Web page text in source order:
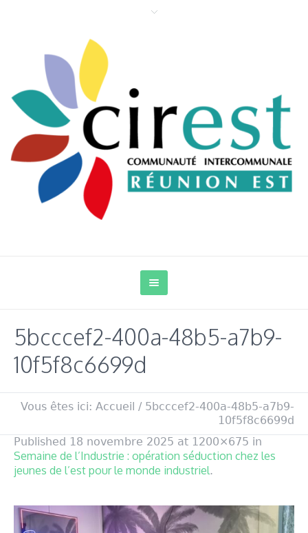
5bcccef2-400a-48b5-a7b9-
10f5f8c6699d
Vous êtes ici: Accueil / 5bcccef2-400a-48b5-a7b9-
10f5f8c6699d
Published 18 novembre 2025 at 1200×675 in
Semaine de l’Industrie : opération séduction chez les
jeunes de l’est pour le monde industriel.